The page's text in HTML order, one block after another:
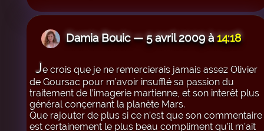
Damia Bouic — 5 avril 2009 à14:18
Je crois que je ne remercierais jamais assez Olivier
de Goursac pour m’avoir insufflé sa passion du
traitement de l’imagerie martienne, et son interêt plus
général conçernant la planète Mars.
Que rajouter de plus si ce n’est que son commentaire
est certainement le plus beau compliment qu’il m’ait